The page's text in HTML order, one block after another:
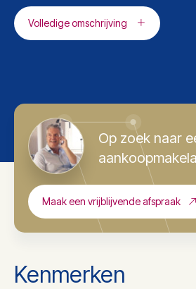
Volledige omschrijving
Op zoek naar
Maak een vrijblijvende afspraak
Kenmerken